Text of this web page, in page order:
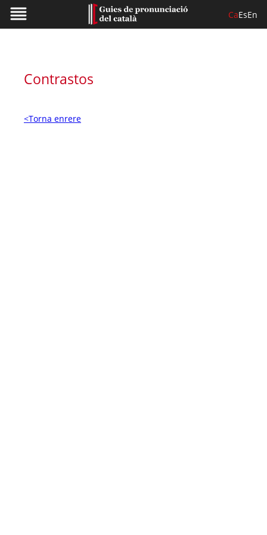
CaEsEn
Contrastos
<Torna enrere